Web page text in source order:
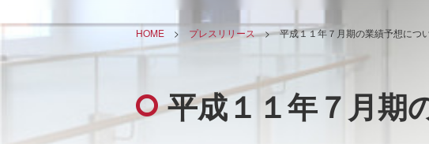
HOME > プレスリリース>平成１１年７月期の業績予想につ
平成１１年７月期